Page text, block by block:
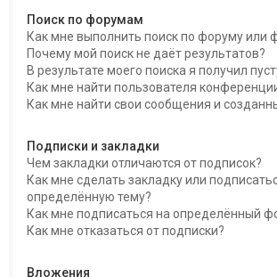
Поиск по форумам
Как мне выполнить поиск по форуму или
Почему мой поиск не даёт результатов?
В результате моего поиска я получил
Как мне найти пользователя
Как мне найти свои сообщения и
Подписки и закладки
Чем закладки отличаются от подписок?
Как мне сделать закладку или
определённую тему?
Как мне подписаться на определённый
Как мне отказаться от подписки?
Вложения